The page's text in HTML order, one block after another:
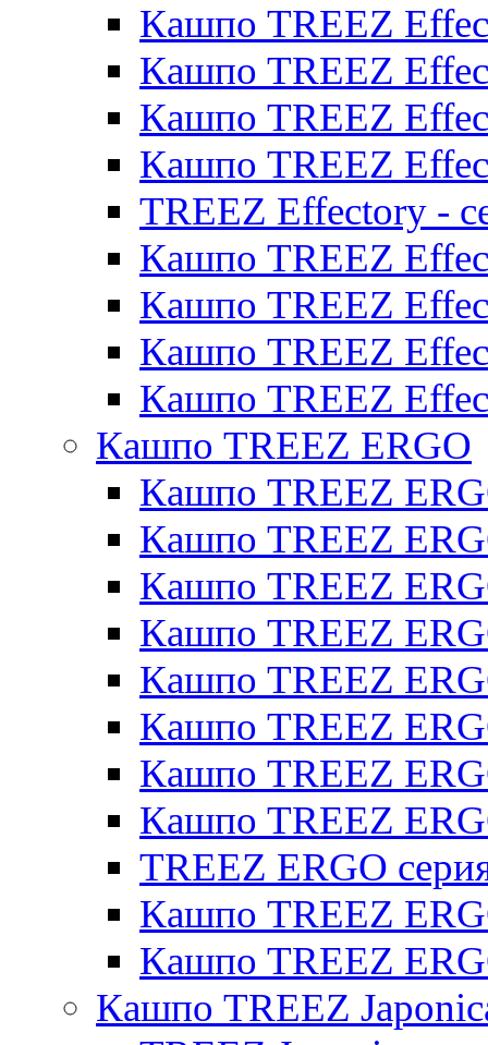
Кашпо TREEZ
Кашпо TREEZ
Кашпо TREEZ
Кашпо TREEZ
TREEZ Effectory -
Кашпо TREEZ
Кашпо TREEZ
Кашпо TREEZ
Кашпо TREEZ
Кашпо TREEZ ERGO
Кашпо TREEZ
Кашпо TREEZ
Кашпо TREEZ
Кашпо TREEZ
Кашпо TREEZ
Кашпо TREEZ
Кашпо TREEZ
Кашпо TREEZ
TREEZ ERGO
Кашпо TREEZ
Кашпо TREEZ
Кашпо TREEZ